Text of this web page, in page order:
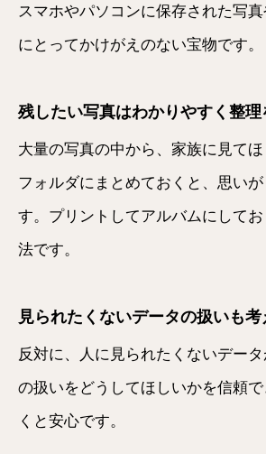
スマホやパソコンに保存された写
にとってかけがえのない宝物です。
残したい写真はわかりやすく整理
大量の写真の中から、家族に見て
フォルダにまとめておくと、思い
す。プリントしてアルバムにして
法です。
見られたくないデータの扱いも考
反対に、人に見られたくないデー
の扱いをどうしてほしいかを信頼
くと安心です。